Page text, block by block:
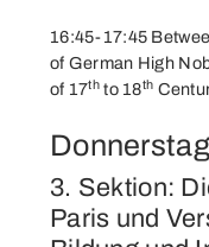
16:45-17:45
of German High
of 17th to 18th
3. Sektion:
Paris und